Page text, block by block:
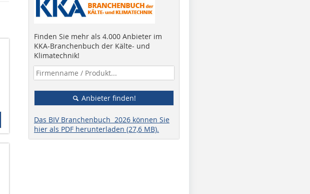
Finden Sie mehr als 4.000 Anbieter im
KKA-Branchenbuch der Kälte- und
Klimatechnik!
Anbieter finden!
Das BIV Branchenbuch 2026 können Sie
hier als PDF herunterladen (27,6 MB).